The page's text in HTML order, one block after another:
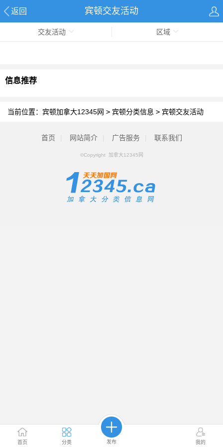
返回 宾顿交友活动
首页 分类 发布 我的
交友活动 区域
信息推荐
当前位置： 宾顿加拿大12345网 > 宾顿分类信息 > 宾顿交友活动
首页 网站简介 广告服务 联系我们
©Copyright 加拿大12345网